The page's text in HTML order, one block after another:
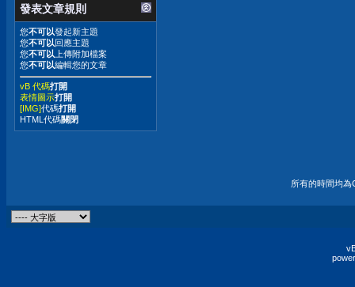
發表文章規則
您不可以發起新主題
您不可以 回應主題
您不可以 上傳附加檔案
您不可以編輯您的文章
vB 代碼打開
表情圖示打開
[IMG]代碼打開
HTML代碼關閉
所有的時間均為